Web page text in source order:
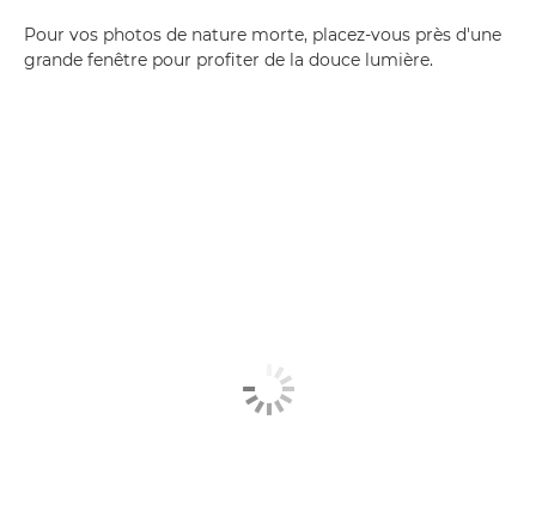
Pour vos photos de nature morte, placez-vous près d'une
grande fenêtre pour profiter de la douce lumière.